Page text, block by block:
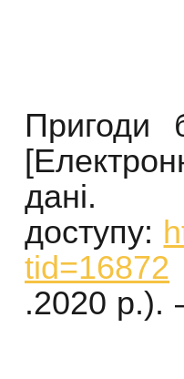
Пригоди
доступу:
tid=16872
.2020 р.).